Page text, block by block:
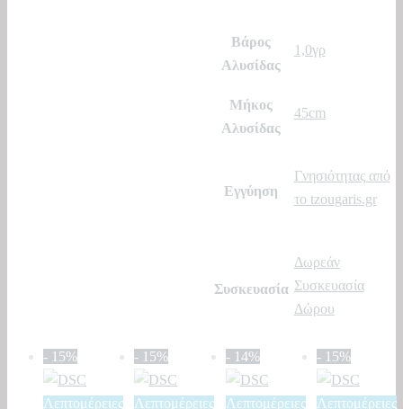
Βάρος
Αλυσίδας
1,0γρ
Μήκος
Αλυσίδας
45cm
Εγγύηση
Γνησιότητας από
το tzougaris.gr
Συσκευασία
Δωρεάν
Συσκευασία
Δώρου
- 15%
Λεπτομέρειες
- 15%
Λεπτομέρειες
- 14%
Λεπτομέρειες
- 15%
Λεπτομέρειες